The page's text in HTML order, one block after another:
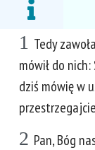
1 Tedy
mówił do
dziś mówię w
2 Pan, Bóg